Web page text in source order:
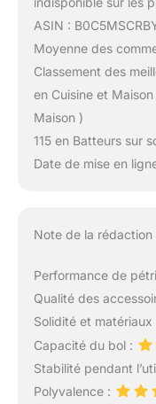
ASIN :
Moyenne des
Classement des
en Cuisine et
Maison )
115 en Batteurs sur
Date de mise en
Note de la rédaction
Performance de
Qualité des
Solidité et matériaux
Capacité du bol :
Stabilité pendant
Polyvalence :